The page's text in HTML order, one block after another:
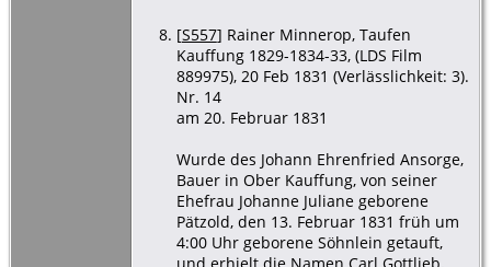
[S557] Rainer Minnerop, Taufen
Kauffung 1829-1834-33, (LDS Film
889975), 20 Feb 1831 (Verlässlichkeit: 3).
Nr. 14
am 20. Februar 1831
Wurde des Johann Ehrenfried Ansorge,
Bauer in Ober Kauffung, von seiner
Ehefrau Johanne Juliane geborene
Pätzold, den 13. Februar 1831 früh um
4:00 Uhr geborene Söhnlein getauft,